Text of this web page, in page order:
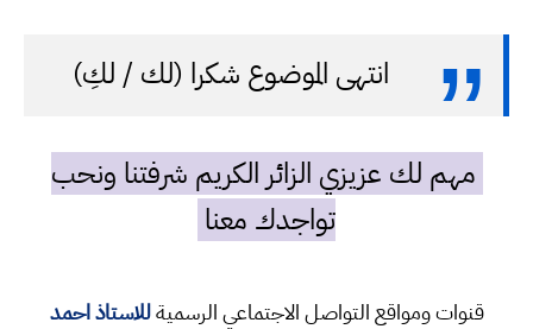
انتهى الموضوع شكرا (لك / لكِ)
مهم لك عزيزي الزائر الكريم شرفتنا ونحب
تواجدك معنا
قنوات ومواقع التواصل الاجتماعي الرسميةللاستاذ احمد